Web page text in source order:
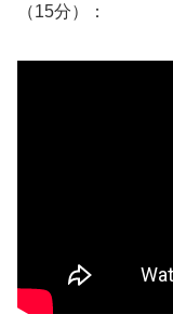
（15分）：